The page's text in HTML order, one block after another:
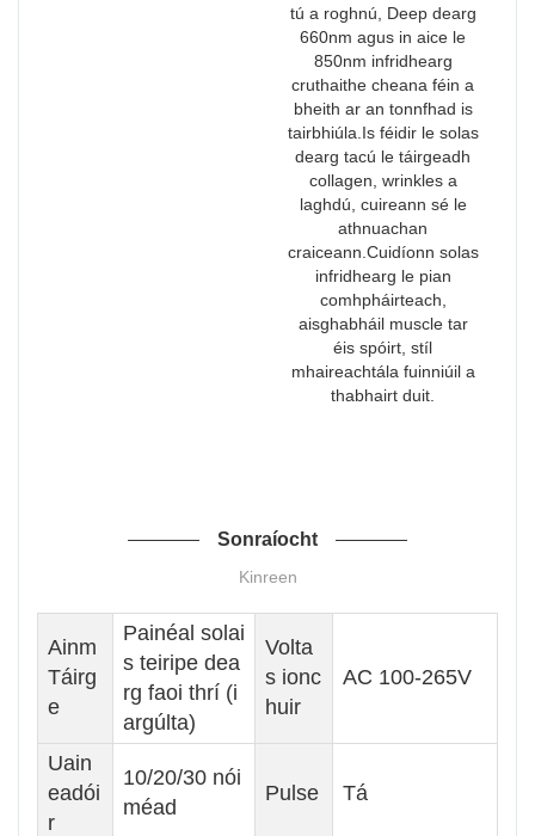
tú a roghnú, Deep dearg
660nm agus in aice le
850nm infridhearg
cruthaithe cheana féin a
bheith ar an tonnfhad is
tairbhiúla.Is féidir le solas
dearg tacú le táirgeadh
collagen, wrinkles a
laghdú, cuireann sé le
athnuachan
craiceann.Cuidíonn solas
infridhearg le pian
comhpháirteach,
aisghabháil muscle tar
éis spóirt, stíl
mhaireachtála fuinniúil a
thabhairt duit.
Sonraíocht
Kinreen
Ainm
Táirg
e
Painéal solai
s teiripe dea
rg faoi thrí (i
argúlta)
Volta
s ionc
huir
AC 100-265V
Uain
eadói
r
10/20/30 nói
méad
Pulse Tá